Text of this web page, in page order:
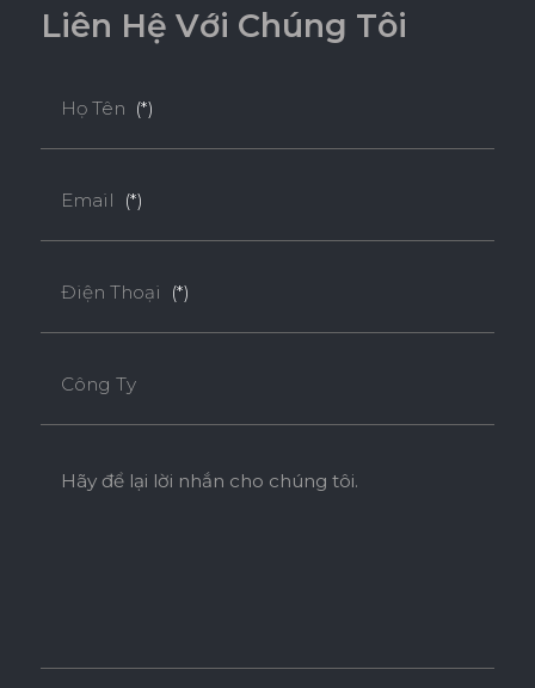
Liên Hệ Với Chúng Tôi
Họ Tên (*)
Email (*)
Điện Thoại (*)
Công Ty
Hãy để lại lời nhắn cho chúng tôi.